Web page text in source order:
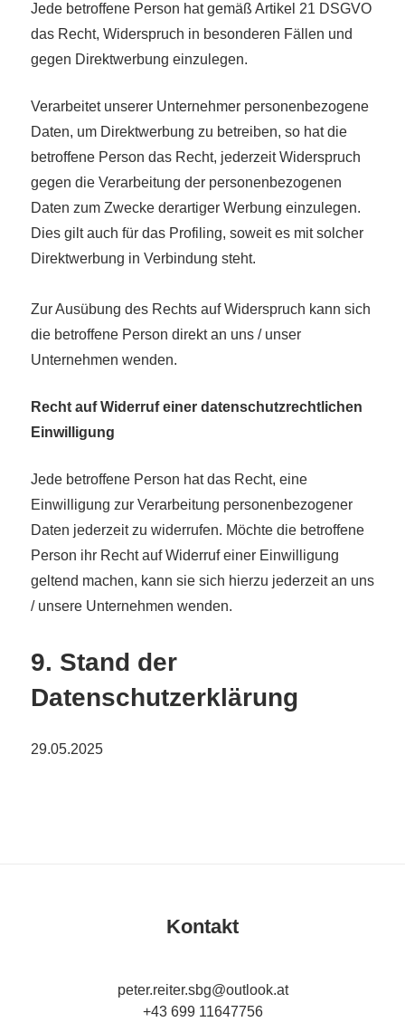
Jede betroffene Person hat gemäß Artikel 21 DSGVO
das Recht, Widerspruch in besonderen Fällen und
gegen Direktwerbung einzulegen.
Verarbeitet unserer Unternehmer personenbezogene
Daten, um Direktwerbung zu betreiben, so hat die
betroffene Person das Recht, jederzeit Widerspruch
gegen die Verarbeitung der personenbezogenen
Daten zum Zwecke derartiger Werbung einzulegen.
Dies gilt auch für das Profiling, soweit es mit solcher
Direktwerbung in Verbindung steht.
Zur Ausübung des Rechts auf Widerspruch kann sich
die betroffene Person direkt an uns / unser
Unternehmen wenden.
Recht auf Widerruf einer datenschutzrechtlichen
Einwilligung
Jede betroffene Person hat das Recht, eine
Einwilligung zur Verarbeitung personenbezogener
Daten jederzeit zu widerrufen. Möchte die betroffene
Person ihr Recht auf Widerruf einer Einwilligung
geltend machen, kann sie sich hierzu jederzeit an uns
/ unsere Unternehmen wenden.
9. Stand der
Datenschutzerklärung
29.05.2025
Kontakt
peter.reiter.sbg@outlook.at
+43 699 11647756